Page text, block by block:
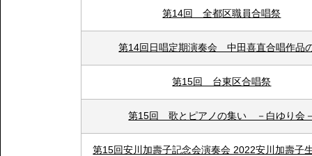
第14回 全都区職員合唱祭
第14回日唱定期演奏会 中田喜直合唱作品
第15回 台東区合唱祭
第15回 歌とピアノの集い －白ゆり会
第15回安川加壽子記念会演奏会 2022安川加壽子